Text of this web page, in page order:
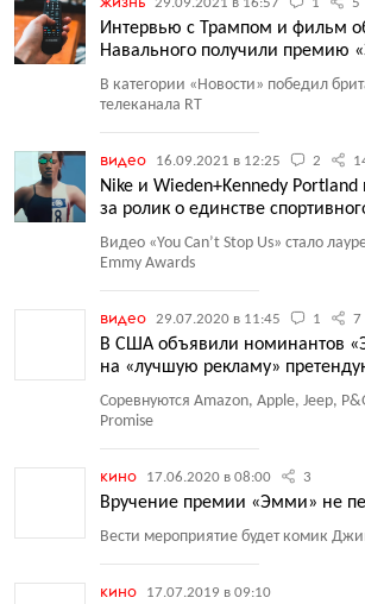
Интервью с Трампом и фильм
Навального получили премию
В категории «Новости» победил
телеканала RT
видео 16.09.2021 в 12:25 2
Nike и Wieden+Kennedy
за ролик о единстве
Видео «You Can’t Stop Us» стало
Emmy Awards
видео 29.07.2020 в 11:45 1 7
В США объявили номинантов
на «лучшую рекламу»
Соревнуются Amazon, Apple, Jeep,
Promise
кино 17.06.2020 в 08:00 3
Вручение премии «Эмми» не
Вести мероприятие будет комик
кино 17.07.2019 в 09:10